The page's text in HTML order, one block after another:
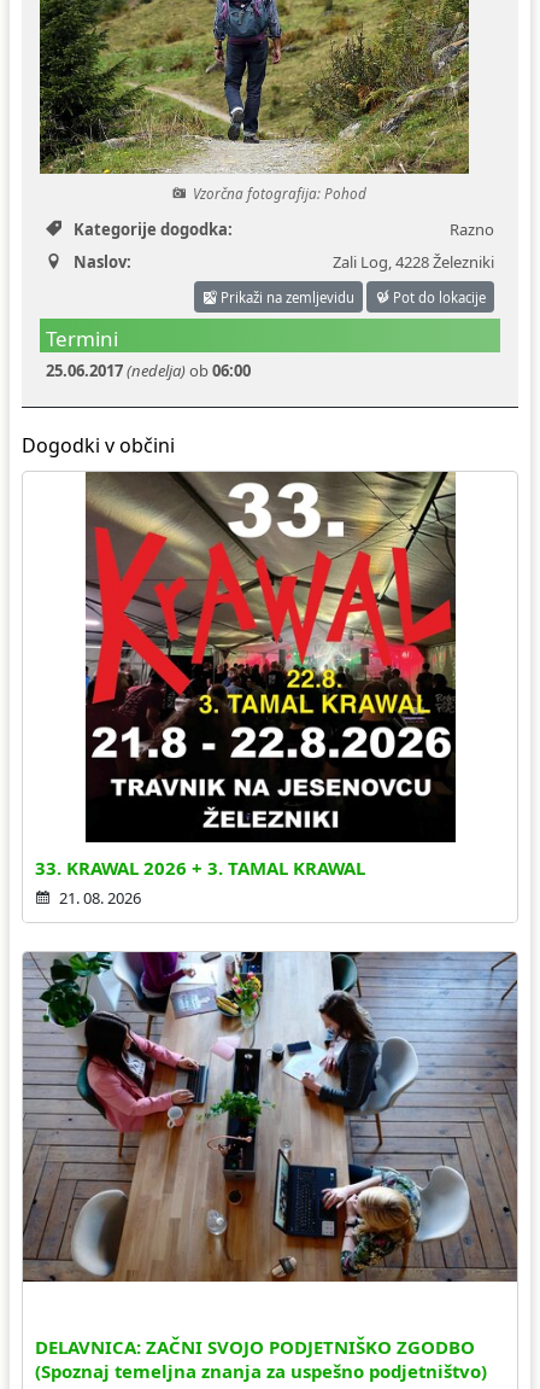
Vzorčna fotografija: Pohod
Kategorije dogodka:
Razno
Naslov:
Zali Log,4228 Železniki
Prikaži na zemljevidu Pot do lokacije
Termini
25.06.2017(nedelja)ob06:00
Dogodki v občini
33. KRAWAL 2026 + 3. TAMAL KRAWAL
21. 08. 2026
DELAVNICA: ZAČNI SVOJO PODJETNIŠKO ZGODBO
(Spoznaj temeljna znanja za uspešno podjetništvo)
Ceniki
Fotogalerija
Varstvo osebnih podatkov
Katalog informacij javnega značaja
Proračun občine
Koledar odvoza odpadkov
Varuhov kotiček
Uradni dokumenti in povezave